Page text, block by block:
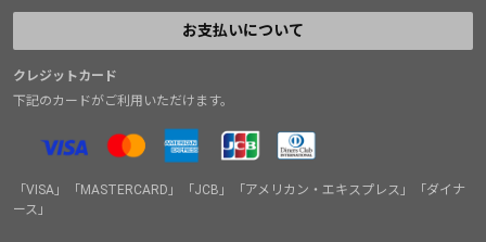
お支払いについて
クレジットカード
下記のカードがご利用いただけます。
「VISA」「MASTERCARD」「JCB」「アメリカン・エキスプレス」「ダイナ
ース」